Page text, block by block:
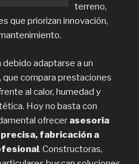
terreno,
que priorizan innovación,
adaptarse a un
compara prestaciones
al calor, humedad y
Hoy no basta con
ofrecer asesoría
fabricación a
. Constructoras,